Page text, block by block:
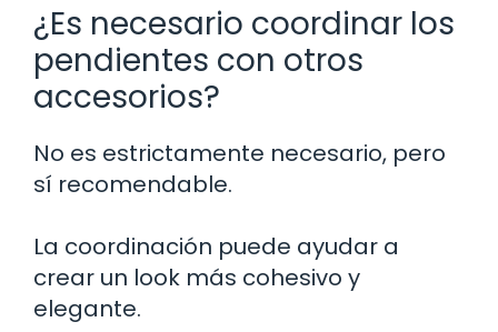
¿Es necesario coordinar los
pendientes con otros
accesorios?
No es estrictamente necesario, pero
sí recomendable.
La coordinación puede ayudar a
crear un look más cohesivo y
elegante.